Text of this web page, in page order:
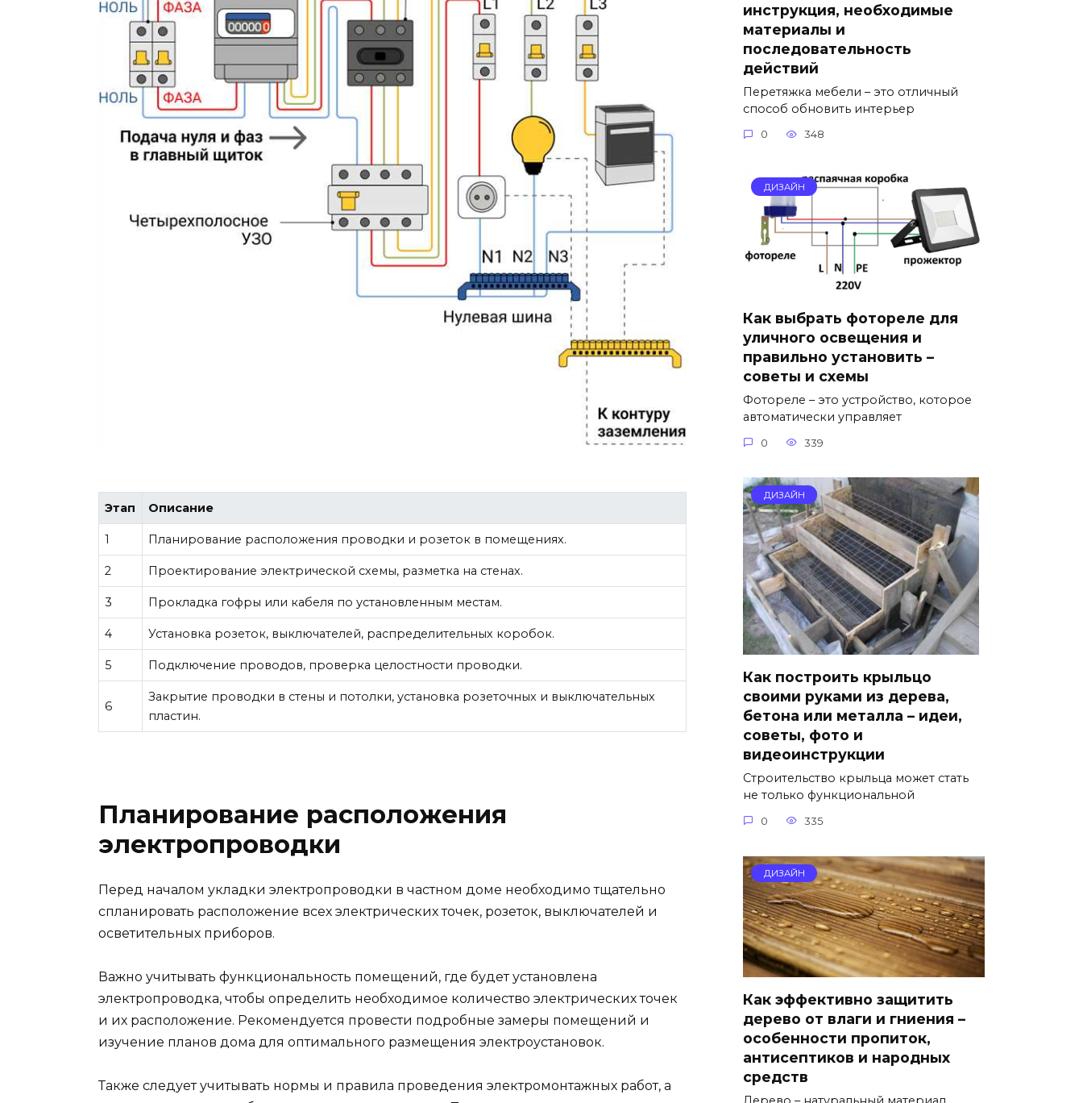
Этап Описание
1 Планирование расположения проводки и розеток в помещениях.
2 Проектирование электрической схемы, разметка на стенах.
3 Прокладка гофры или кабеля по установленным местам.
4 Установка розеток, выключателей, распределительных коробок.
5 Подключение проводов, проверка целостности проводки.
6
Закрытие проводки в стены и потолки, установка розеточных и выключательных
пластин.
Планирование расположения
электропроводки
Перед началом укладки электропроводки в частном доме необходимо тщательно
спланировать расположение всех электрических точек, розеток, выключателей и
осветительных приборов.
Важно учитывать функциональность помещений, где будет установлена
электропроводка, чтобы определить необходимое количество электрических точек
и их расположение. Рекомендуется провести подробные замеры помещений и
изучение планов дома для оптимального размещения электроустановок.
Также следует учитывать нормы и правила проведения электромонтажных работ, а
инструкция, необходимые
материалы и
последовательность
действий
Перетяжка мебели – это отличный
способ обновить интерьер
0 348
ДИЗАЙН
Как выбрать фотореле для
уличного освещения и
правильно установить –
советы и схемы
Фотореле – это устройство, которое
автоматически управляет
0 339
ДИЗАЙН
Как построить крыльцо
своими руками из дерева,
бетона или металла – идеи,
советы, фото и
видеоинструкции
Строительство крыльца может стать
не только функциональной
0 335
ДИЗАЙН
Как эффективно защитить
дерево от влаги и гниения –
особенности пропиток,
антисептиков и народных
средств